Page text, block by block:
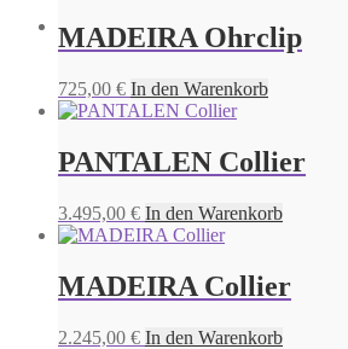
SÃO TOMÉ Ohrstecker
MADEIRA Ohrclip
725,00 € In den Warenkorb
PANTALEN Collier
3.495,00 € In den Warenkorb
MADEIRA Collier
2.245,00 € In den Warenkorb